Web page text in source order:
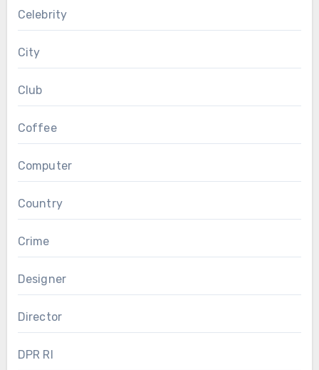
Celebrity
City
Club
Coffee
Computer
Country
Crime
Designer
Director
DPR RI